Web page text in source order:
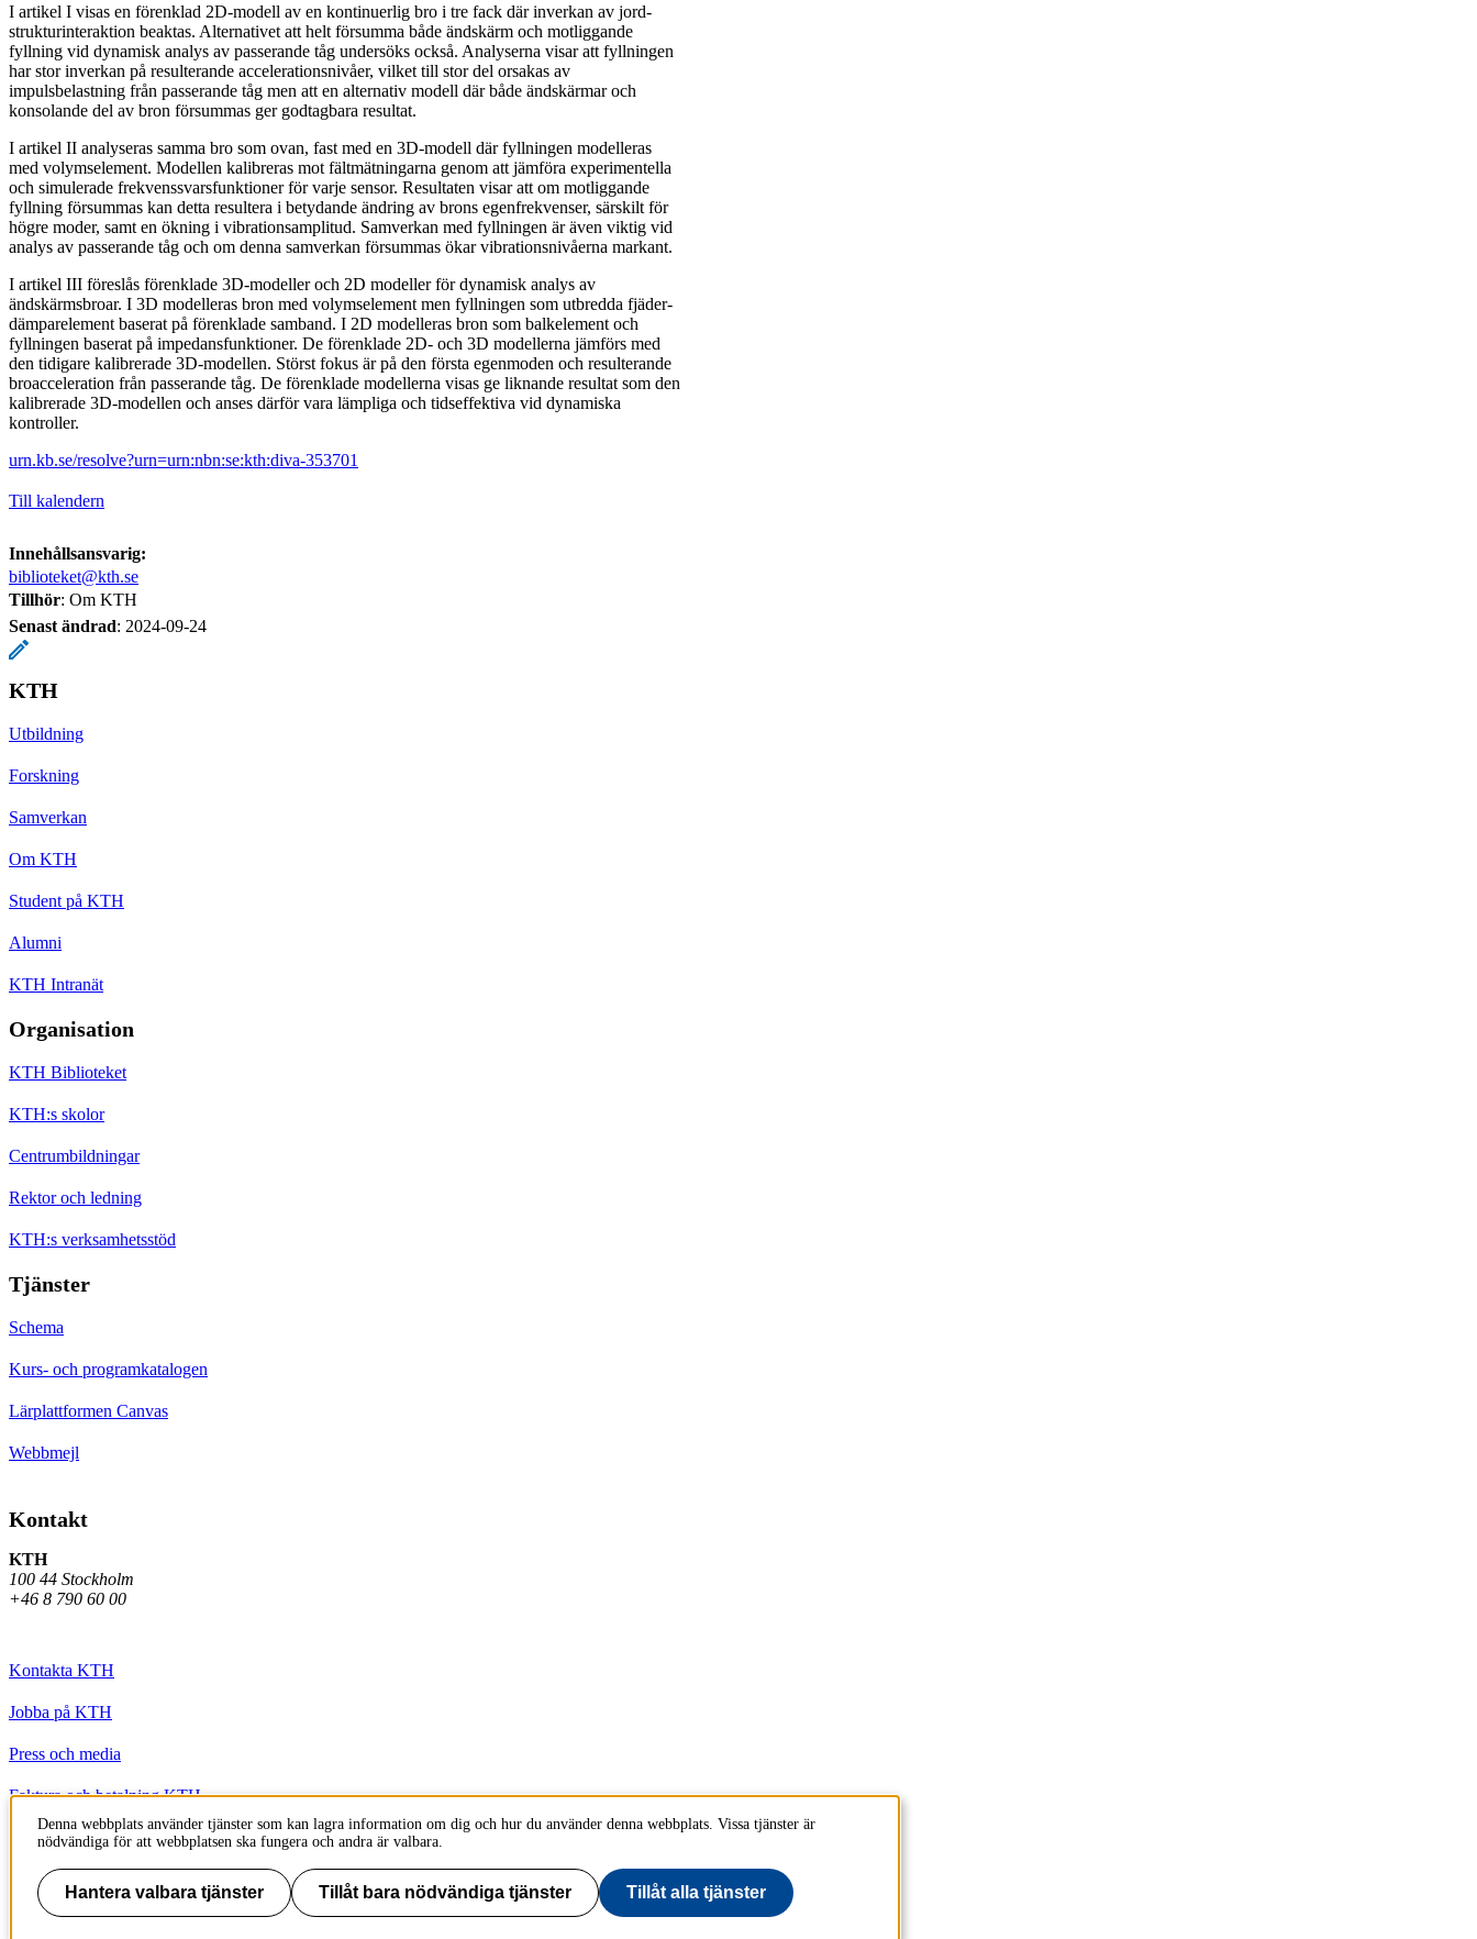
I artikel I visas en förenklad 2D-modell av en kontinuerlig bro i tre fack där inverkan av jord-
strukturinteraktion beaktas. Alternativet att helt försumma både ändskärm och motliggande
fyllning vid dynamisk analys av passerande tåg undersöks också. Analyserna visar att fyllningen
har stor inverkan på resulterande accelerationsnivåer, vilket till stor del orsakas av
impulsbelastning från passerande tåg men att en alternativ modell där både ändskärmar och
konsolande del av bron försummas ger godtagbara resultat.
I artikel II analyseras samma bro som ovan, fast med en 3D-modell där fyllningen modelleras
med volymselement. Modellen kalibreras mot fältmätningarna genom att jämföra experimentella
och simulerade frekvenssvarsfunktioner för varje sensor. Resultaten visar att om motliggande
fyllning försummas kan detta resultera i betydande ändring av brons egenfrekvenser, särskilt för
högre moder, samt en ökning i vibrationsamplitud. Samverkan med fyllningen är även viktig vid
analys av passerande tåg och om denna samverkan försummas ökar vibrationsnivåerna markant.
I artikel III föreslås förenklade 3D-modeller och 2D modeller för dynamisk analys av
ändskärmsbroar. I 3D modelleras bron med volymselement men fyllningen som utbredda fjäder-
dämparelement baserat på förenklade samband. I 2D modelleras bron som balkelement och
fyllningen baserat på impedansfunktioner. De förenklade 2D- och 3D modellerna jämförs med
den tidigare kalibrerade 3D-modellen. Störst fokus är på den första egenmoden och resulterande
broacceleration från passerande tåg. De förenklade modellerna visas ge liknande resultat som den
kalibrerade 3D-modellen och anses därför vara lämpliga och tidseffektiva vid dynamiska
kontroller.
urn.kb.se/resolve?urn=urn:nbn:se:kth:diva-353701
Till kalendern
Innehållsansvarig:
biblioteket@kth.se
Tillhör: Om KTH
Senast ändrad: 2024-09-24
KTH
Utbildning
Forskning
Samverkan
Om KTH
Student på KTH
Alumni
KTH Intranät
Organisation
KTH Biblioteket
KTH:s skolor
Centrumbildningar
Rektor och ledning
KTH:s verksamhetsstöd
Tjänster
Schema
Kurs- och programkatalogen
Lärplattformen Canvas
Webbmejl
Kontakt
KTH
100 44 Stockholm
+46 8 790 60 00
Kontakta KTH
Jobba på KTH
Press och media
Faktura och betalning KTH
Om KTH:s webbplatser
Tillgänglighetsredogörelse
Denna webbplats använder tjänster som kan lagra information om dig och hur du använder denna webbplats. Vissa tjänster är
nödvändiga för att webbplatsen ska fungera och andra är valbara.
Hantera valbara tjänster Tillåt bara nödvändiga tjänster Tillåt alla tjänster